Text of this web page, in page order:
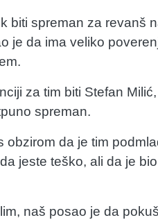
biti spreman za revanš
je da ima veliko
za tim biti Stefan
spreman.
obzirom da je tim
jeste teško, ali da je
naš posao je da